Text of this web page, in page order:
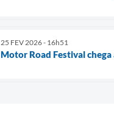
25 FEV 2026 - 16h51
Motor Road Festival